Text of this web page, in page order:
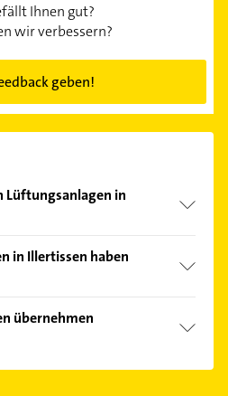
Ihnen gut?
wir verbessern?
geben!
Lüftungsanlagen in
Sie von den
können Sie sich
in Illertissen haben
an Sonn- und
übernehmen
angeboten: Heizung,